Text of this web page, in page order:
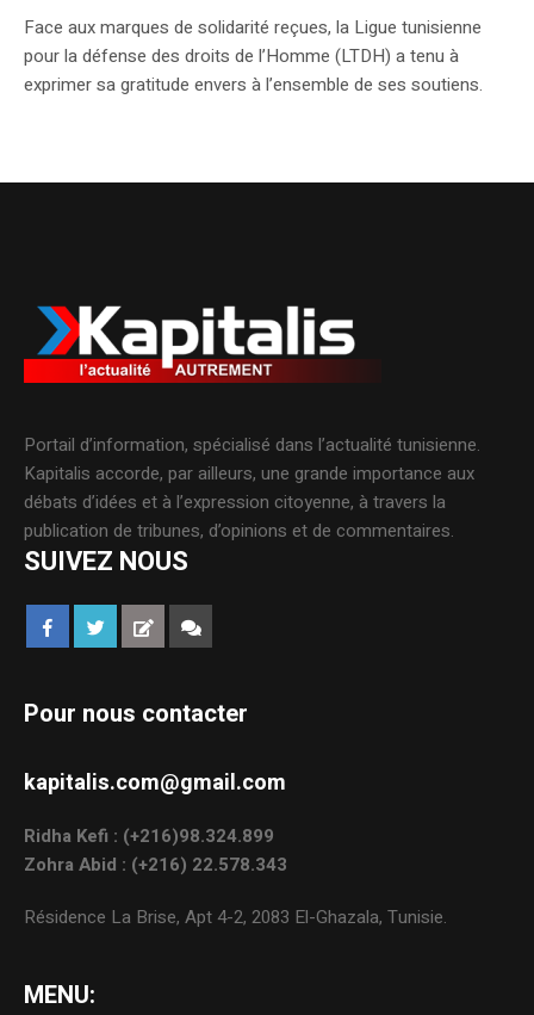
Face aux marques de solidarité reçues, la Ligue tunisienne
pour la défense des droits de l’Homme (LTDH) a tenu à
exprimer sa gratitude envers à l’ensemble de ses soutiens.
Portail d’information, spécialisé dans l’actualité tunisienne.
Kapitalis accorde, par ailleurs, une grande importance aux
débats d’idées et à l’expression citoyenne, à travers la
publication de tribunes, d’opinions et de commentaires.
SUIVEZ NOUS
Pour nous contacter
kapitalis.com@gmail.com
Ridha Kefi : (+216)98.324.899
Zohra Abid : (+216) 22.578.343
Résidence La Brise, Apt 4-2, 2083 El-Ghazala, Tunisie.
MENU: